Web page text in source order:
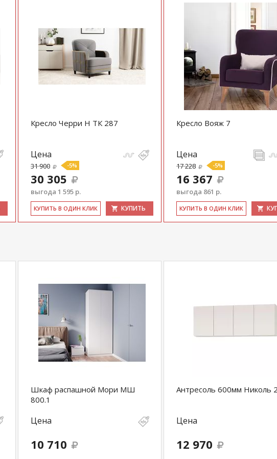
Кресло Черри Н ТК 287
Цена
31 900 -5%
30 305
выгода 1 595 р.
КУ­ПИТЬ В ОДИН КЛИК КУПИТЬ
Кресло Вояж 7
Цена
17 228 -5%
16 367
выгода 861 р.
КУ­ПИТЬ В ОДИН КЛИК
Шкаф распашной Мори МШ
800.1
Цена
10 710
Антресоль 600мм Николь
Цена
12 970